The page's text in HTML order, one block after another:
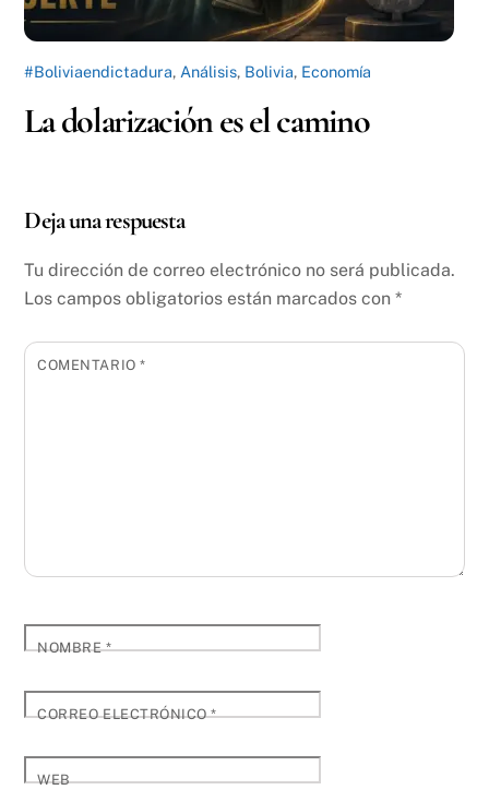
#Boliviaendictadura, Análisis, Bolivia, Economía
La dolarización es el camino
Deja una respuesta
Tu dirección de correo electrónico no será publicada.
Los campos obligatorios están marcados con*
COMENTARIO*
NOMBRE*
CORREO ELECTRÓNICO*
WEB